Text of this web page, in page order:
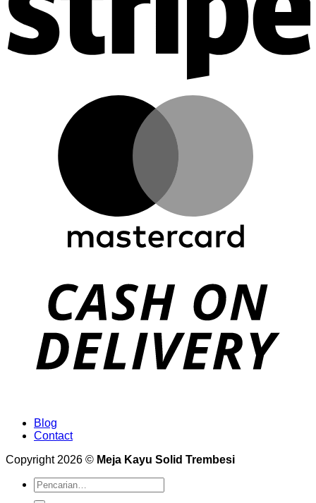
Blog
Contact
Copyright 2026 © Meja Kayu Solid Trembesi
Pencarian
untuk: